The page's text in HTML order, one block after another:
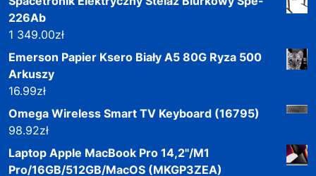
226Ab
1 349.00zł
Emerson Papier Ksero Biały A5 80G Ryza 500
Arkuszy
16.99zł
Omega Wireless Smart TV Keyboard (16795)
98.92zł
Laptop Apple MacBook Pro 14,2"/M1
Pro/16GB/512GB/MacOS (MKGP3ZEA)